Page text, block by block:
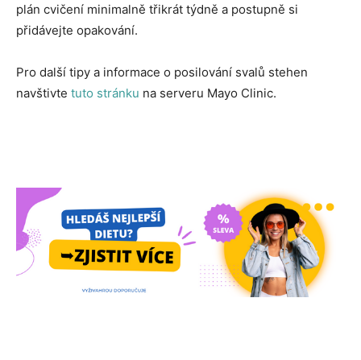
plán cvičení minimalně třikrát týdně a postupně si
přidávejte opakování.
Pro další tipy a informace o posilování svalů stehen
navštivte tuto stránku na serveru Mayo Clinic.